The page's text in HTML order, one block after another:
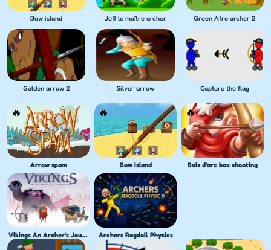
Bow island Jeff le maître archer Green Afro archer 2
Golden arrow 2 Silver arrow Capture the flag
Arrow spam Bow island Bois d'arc box shooting
Vikings An Archer's Journey Archers Ragdoll Physics